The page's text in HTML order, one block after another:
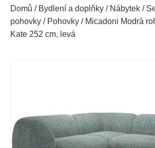
Domů / Bydlení a doplňky / Nábytek /
pohovky / Pohovky / Micadoni Modrá
Kate 252 cm, levá